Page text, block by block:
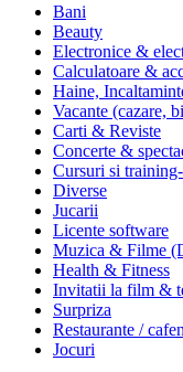
Bani
Beauty
Electronice &
Calculatoare &
Haine,
Vacante (cazare,
Carti & Reviste
Concerte &
Cursuri si
Diverse
Jucarii
Licente software
Muzica & Filme
Health & Fitness
Invitatii la film &
Surpriza
Restaurante /
Jocuri